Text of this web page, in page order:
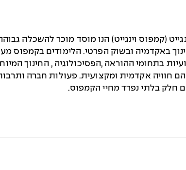
(קמפוס וינגייט) הנו מוסד מוכר להשכלה
באקדמיה ובשוק הפרטי. הלימודים בקמפוס
בתחומי ההוראה ,הפסיכולוגיה , החינוך
הם חוויה אקדמית ומקצועית. פעולות חברה
חלק בלתי נפרד מחיי הקמפוס.